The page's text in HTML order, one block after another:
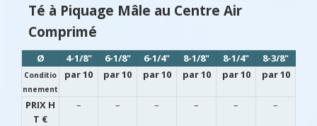
Té à Piquage Mâle au Centre Air
Comprimé
Ø 4-1/8" 6-1/8" 6-1/4" 8-1/8" 8-1/4" 8-3/8"
Conditio
nnement
par 10 par 10 par 10 par 10 par 10 par 10
PRIX H
T €
– – – – – –